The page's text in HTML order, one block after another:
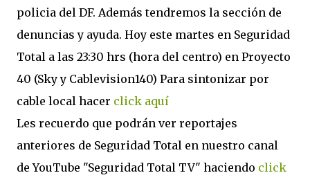
policia del DF. Además tendremos la sección de
denuncias y ayuda. Hoy este martes en Seguridad
Total a las 23:30 hrs (hora del centro) en Proyecto
40 (Sky y Cablevision140) Para sintonizar por
cable local hacer click aquí
Les recuerdo que podrán ver reportajes
anteriores de Seguridad Total en nuestro canal
de YouTube "Seguridad Total TV" haciendo click